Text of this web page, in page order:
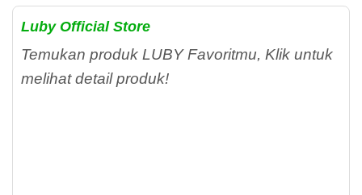
Luby Official Store
Temukan produk LUBY Favoritmu, Klik untuk
melihat detail produk!